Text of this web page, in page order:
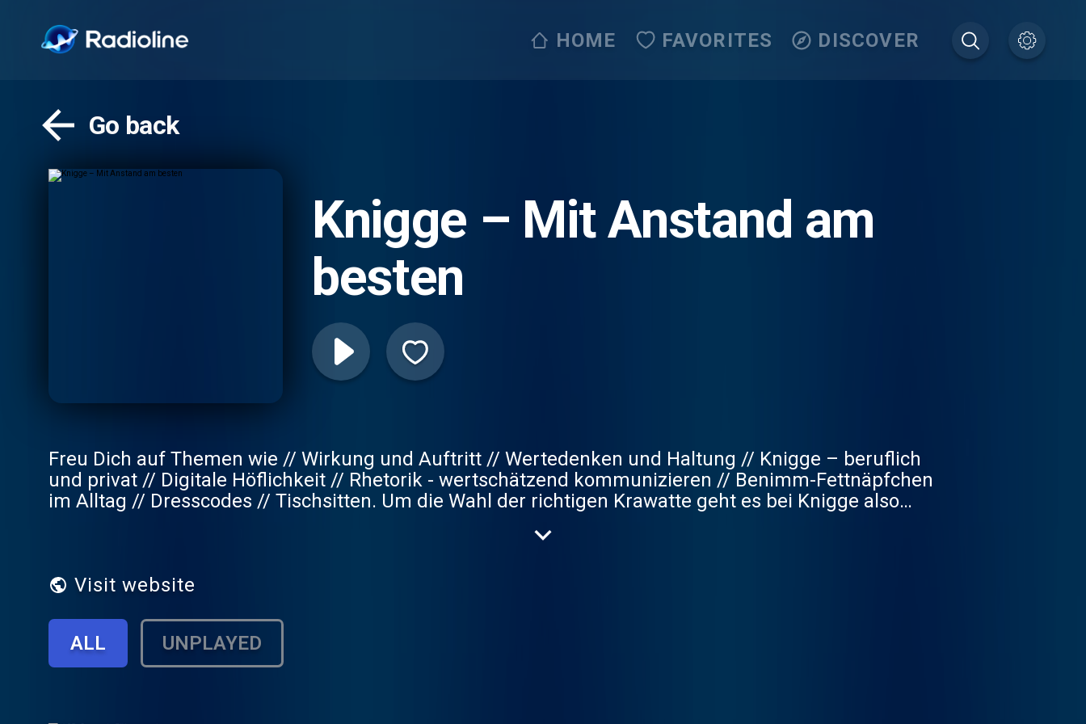
HOME FAVORITES DISCOVER
Go back
Knigge – Mit Anstand am
besten
Freu Dich auf Themen wie // Wirkung und Auftritt // Wertedenken und Haltung // Knigge – beruflich
und privat // Digitale Höflichkeit // Rhetorik - wertschätzend kommunizieren // Benimm-Fettnäpfchen
im Alltag // Dresscodes // Tischsitten. Um die Wahl der richtigen Krawatte geht es bei Knigge also
Tisch nun wirklich gehört. Dieser Knigge-Podcast richtet sich an Führungskräfte, Vertriebs- und
Menschen mit Appetit auf gute Manieren.
Visit website
ALL UNPLAYED